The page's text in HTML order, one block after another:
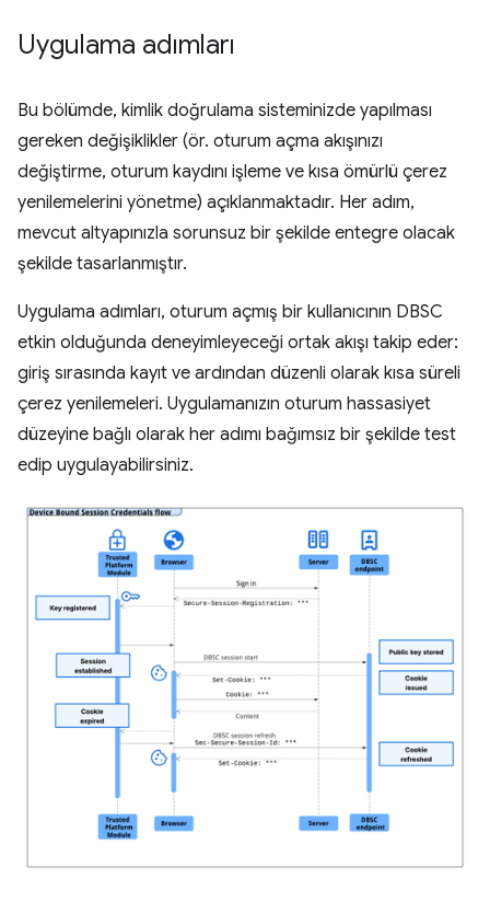
Uygulama adımları
Bu bölümde, kimlik doğrulama sisteminizde yapılması
gereken değişiklikler (ör. oturum açma akışınızı
değiştirme, oturum kaydını işleme ve kısa ömürlü çerez
yenilemelerini yönetme) açıklanmaktadır. Her adım,
mevcut altyapınızla sorunsuz bir şekilde entegre olacak
şekilde tasarlanmıştır.
Uygulama adımları, oturum açmış bir kullanıcının DBSC
etkin olduğunda deneyimleyeceği ortak akışı takip eder:
giriş sırasında kayıt ve ardından düzenli olarak kısa süreli
çerez yenilemeleri. Uygulamanızın oturum hassasiyet
düzeyine bağlı olarak her adımı bağımsız bir şekilde test
edip uygulayabilirsiniz.